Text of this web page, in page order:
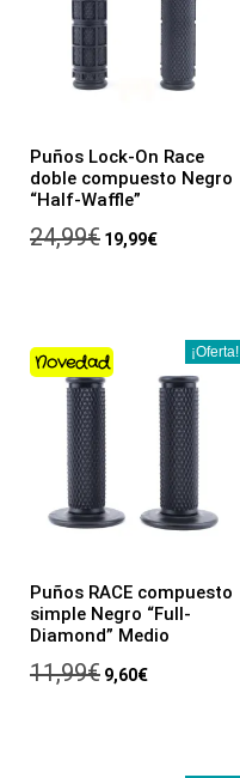
Puños Lock-On Race
doble compuesto Negro
“Half-Waffle”
24,99€ 19,99€
¡Oferta!
Novedad
Puños RACE compuesto
simple Negro “Full-
Diamond” Medio
11,99€ 9,60€